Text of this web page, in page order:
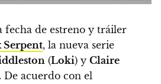
fecha de estreno y tráiler
Serpent, la nueva serie
(Loki) y Claire
. De acuerdo con el